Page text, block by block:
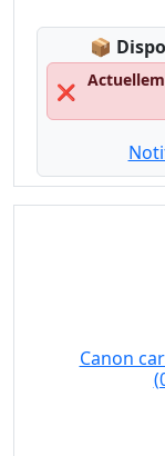
📦
❌
Canon